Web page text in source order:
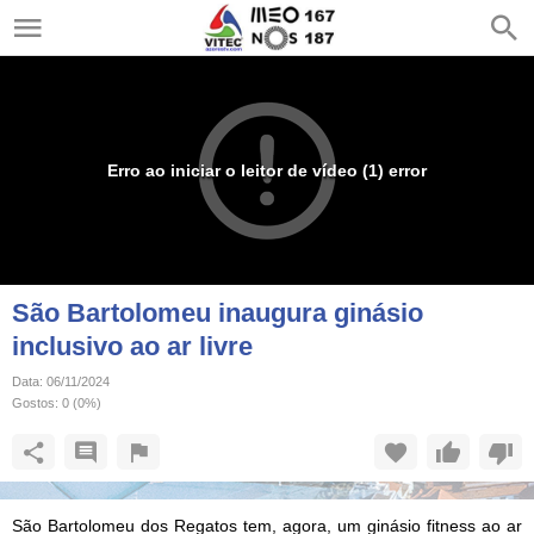
Erro ao iniciar o leitor de vídeo (1) error
São Bartolomeu inaugura ginásio
inclusivo ao ar livre
Data: 06/11/2024
Gostos: 0 (0%)
São Bartolomeu dos Regatos tem, agora, um ginásio fitness ao ar